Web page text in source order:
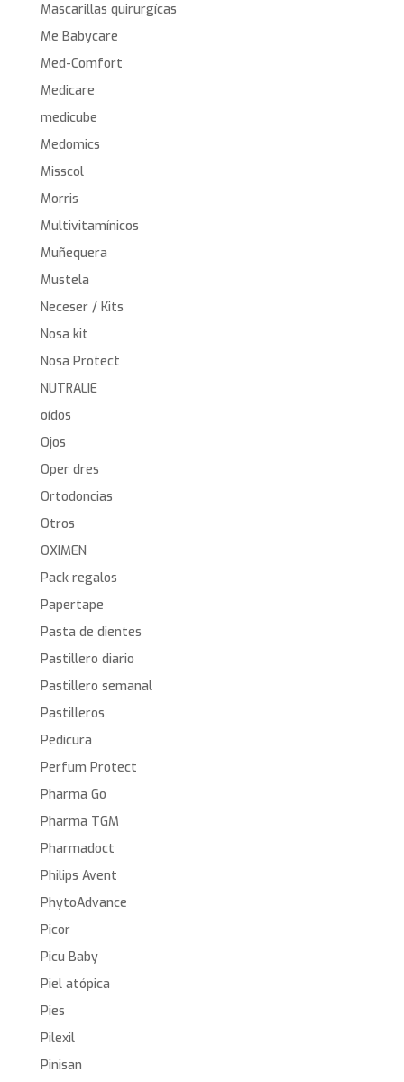
Mascarillas quirurgícas
Me Babycare
Med-Comfort
Medicare
medicube
Medomics
Misscol
Morris
Multivitamínicos
Muñequera
Mustela
Neceser / Kits
Nosa kit
Nosa Protect
NUTRALIE
oídos
Ojos
Oper dres
Ortodoncias
Otros
OXIMEN
Pack regalos
Papertape
Pasta de dientes
Pastillero diario
Pastillero semanal
Pastilleros
Pedicura
Perfum Protect
Pharma Go
Pharma TGM
Pharmadoct
Philips Avent
PhytoAdvance
Picor
Picu Baby
Piel atópica
Pies
Pilexil
Pinisan